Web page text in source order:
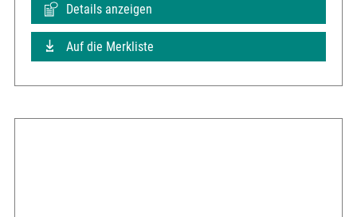
Details anzeigen
Auf die Merkliste